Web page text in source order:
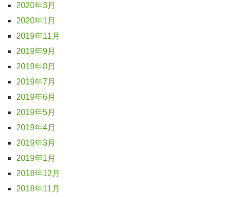
2020年3月
2020年1月
2019年11月
2019年9月
2019年8月
2019年7月
2019年6月
2019年5月
2019年4月
2019年3月
2019年1月
2018年12月
2018年11月